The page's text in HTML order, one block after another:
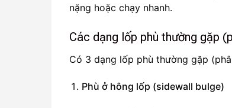
nặng hoặc chạy nhanh.
Các dạng lốp phù thường gặp
Có 3 dạng lốp phù thường gặp
Phù ở hông lốp (sidewall bulge)